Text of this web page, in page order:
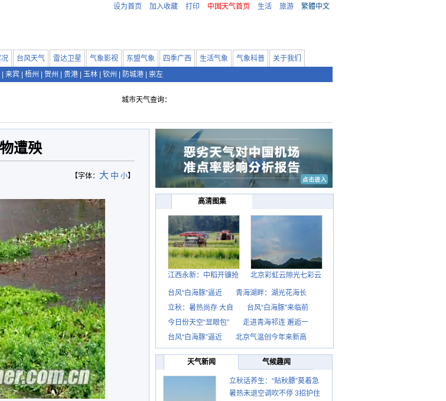
设为首页 加入收藏 打印 中国天气首页 生活 旅游 繁體中文
台风天气 雷达卫星 气象影视 东盟气象 四季广西 生活气象 气象科普
关于我们
来宾 梧州 贺州 贵港 玉林 钦州 防城港 崇左
城市天气查询：
遭殃
【字体： 大 中 小】
高清图集
江西永新：中稻开镰抢 北京彩虹云隙光七彩云
台风“白海豚”逼近
青海湖畔：湖光花海长
立秋：暑热尚存 大自
台风“白海豚”来临前
今日份天空“显眼包”
走进青海祁连 邂逅一
台风“白海豚”逼近
北京气温创今年来新高
天气新闻 气候趣闻
立秋话养生：“贴秋膘”莫着急
先清暑再防燥
暑热未退空调吹不停 3招护住